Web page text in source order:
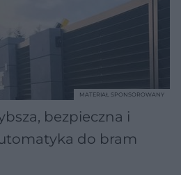
bezpieczna i
do bram
MATERIAŁ SPONSOROWANY